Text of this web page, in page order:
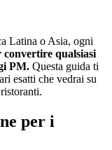
Latina o Asia, ogni
convertire qualsiasi
PM. Questa guida ti
esatti che vedrai su
per i